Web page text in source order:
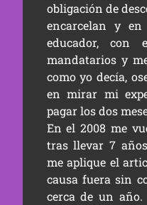
obligación de
encarcelan y
educador, con
mandatarios y
como yo decía,
en mirar mi
pagar los dos
En el 2008 me
tras llevar 7
me aplique el
causa fuera sin
cerca de un año.